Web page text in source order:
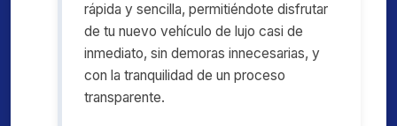
rápida y sencilla, permitiéndote disfrutar
de tu nuevo vehículo de lujo casi de
inmediato, sin demoras innecesarias, y
con la tranquilidad de un proceso
transparente.